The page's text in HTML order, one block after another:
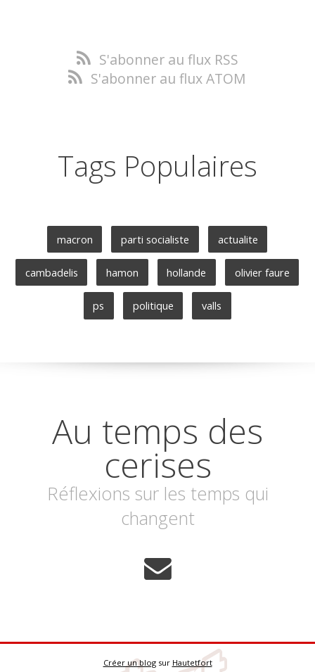
S'abonner au flux RSS
S'abonner au flux ATOM
Tags Populaires
macron parti socialiste actualite
cambadelis hamon hollande olivier faure
ps politique valls
Au temps des
cerises
Réflexions sur les temps qui
changent
Créer un blogsur Hautetfort